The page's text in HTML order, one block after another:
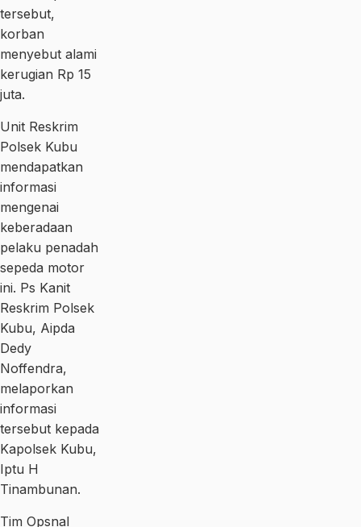
tersebut,
korban
menyebut alami
kerugian Rp 15
juta.
Unit Reskrim
Polsek Kubu
mendapatkan
informasi
mengenai
keberadaan
pelaku penadah
sepeda motor
ini. Ps Kanit
Reskrim Polsek
Kubu, Aipda
Dedy
Noffendra,
melaporkan
informasi
tersebut kepada
Kapolsek Kubu,
Iptu H
Tinambunan.
Tim Opsnal